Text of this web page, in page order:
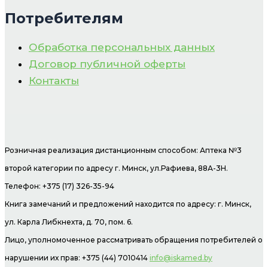
Потребителям
Обработка персональных данных
Договор публичной оферты
Контакты
Розничная реализация дистанционным способом: Аптека №3
второй категории по адресу г. Минск, ул.Рафиева, 88А-3Н.
Телефон: +375 (17) 326-35-94
Книга замечаний и предложений находится по адресу: г. Минск,
ул. Карла Либкнехта, д. 70, пом. 6.
Лицо, уполномоченное рассматривать обращения потребителей о
нарушении их прав: +375 (44) 7010414 info@iskamed.by